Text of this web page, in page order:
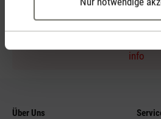
info
Über Uns